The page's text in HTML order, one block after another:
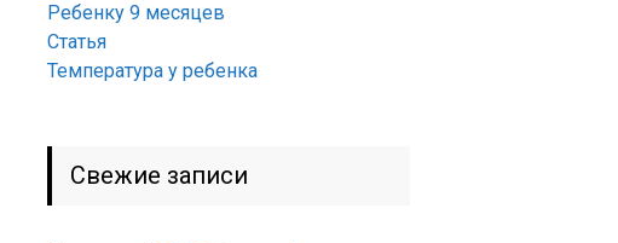
Ребенку 9 месяцев
Статья
Температура у ребенка
Свежие записи